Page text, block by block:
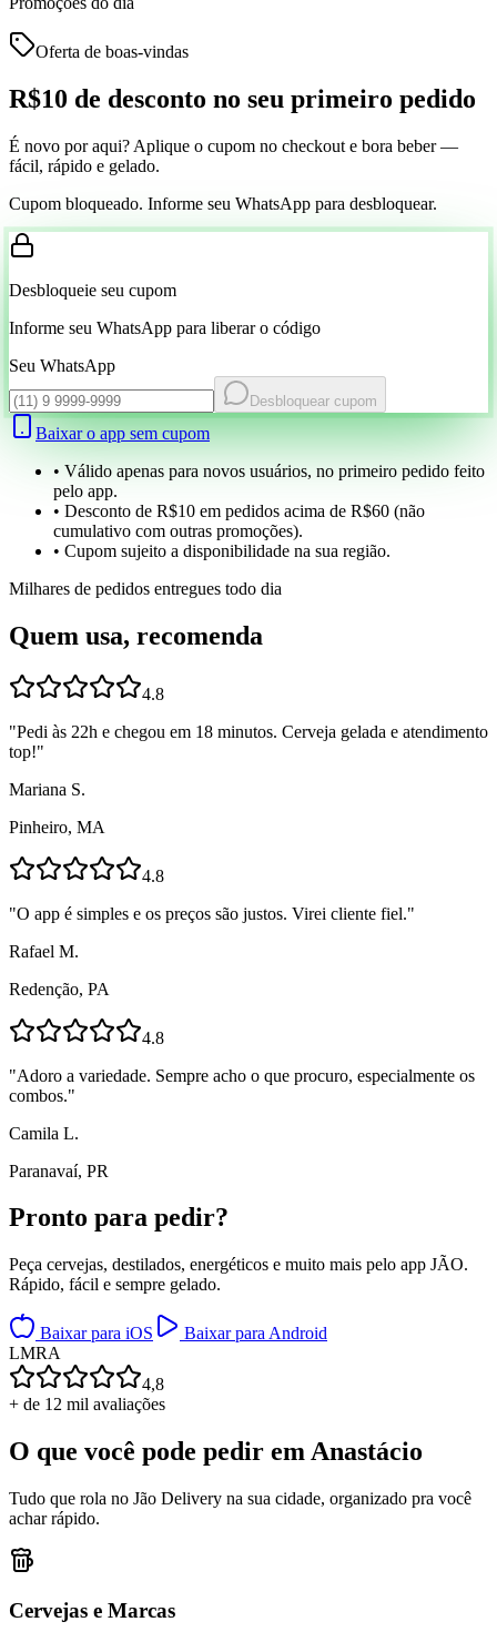
Oferta de boas-vindas
R$10 de desconto no seu primeiro pedido
É novo por aqui? Aplique o cupom no checkout e bora beber —
fácil, rápido e gelado.
Cupom bloqueado. Informe seu WhatsApp para desbloquear.
Desbloqueie seu cupom
Informe seu WhatsApp para liberar o código
Seu WhatsApp
Desbloquear cupom
Baixar o app sem cupom
• Válido apenas para novos usuários, no primeiro pedido feito
pelo app.
• Desconto de R$10 em pedidos acima de R$60 (não
cumulativo com outras promoções).
• Cupom sujeito a disponibilidade na sua região.
Milhares de pedidos entregues todo dia
Quem usa, recomenda
4.8
"Pedi às 22h e chegou em 18 minutos. Cerveja gelada e atendimento
top!"
Mariana S.
Pinheiro, MA
4.8
"O app é simples e os preços são justos. Virei cliente fiel."
Rafael M.
Redenção, PA
4.8
"Adoro a variedade. Sempre acho o que procuro, especialmente os
combos."
Camila L.
Paranavaí, PR
Pronto para pedir?
Peça cervejas, destilados, energéticos e muito mais pelo app JÃO.
Rápido, fácil e sempre gelado.
Baixar para iOS
Baixar para Android
LMRA
4,8
+ de 12 mil avaliações
O que você pode pedir emAnastácio
Tudo que rola no Jão Delivery na sua cidade, organizado pra você
achar rápido.
Cervejas e Marcas